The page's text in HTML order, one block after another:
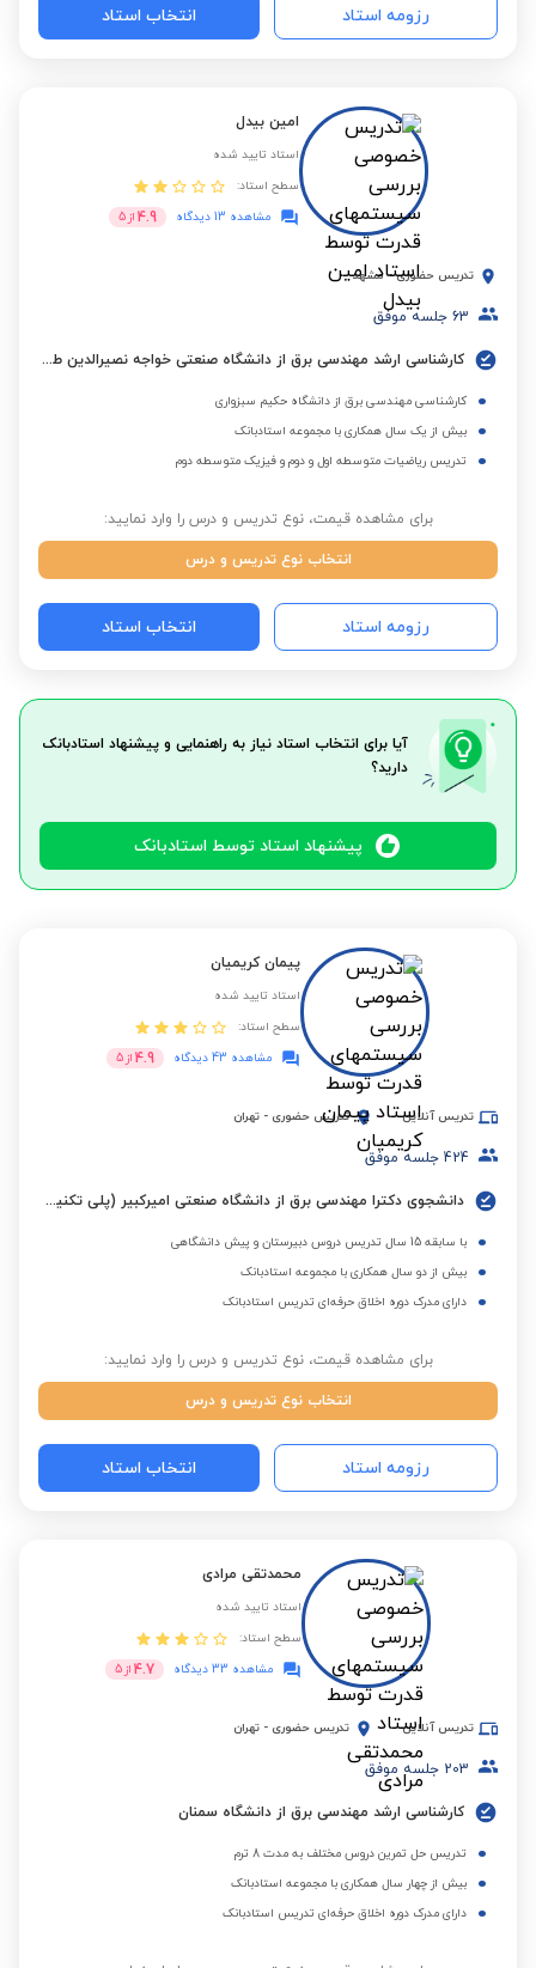
رزومه استاد انتخاب استاد
امین بیدل
استاد تایید شده
سطح استاد:
مشاهده 13 دیدگاه
4.9 از 5
تدریس حضوری - مشهد
63 جلسه موفق
کارشناسی ارشد مهندسی برق از دانشگاه صنعتی خواجه نصیرالدین طوسی
کارشناسی مهندسی برق از دانشگاه حکیم سبزواری
بیش از یک سال همکاری با مجموعه استادبانک
تدریس ریاضیات متوسطه اول و دوم و فیزیک متوسطه دوم
برای مشاهده قیمت، نوع تدریس و درس را وارد نمایید:
انتخاب نوع تدریس و درس
رزومه استاد انتخاب استاد
آیا برای انتخاب استاد نیاز به راهنمایی و پیشنهاد استادبانک
دارید؟
پیشنهاد استاد توسط استادبانک
پیمان کریمیان
استاد تایید شده
سطح استاد:
مشاهده 43 دیدگاه
4.9 از 5
تدریس آنلاین تدریس حضوری - تهران
424 جلسه موفق
دانشجوی دکترا مهندسی برق از دانشگاه صنعتی امیرکبیر (پلی تکنیک تهران)
با سابقه 15 سال تدریس دروس دبیرستان و پیش دانشگاهی
بیش از دو سال همکاری با مجموعه استادبانک
دارای مدرک دوره اخلاق حرفه‌ای تدریس استادبانک
برای مشاهده قیمت، نوع تدریس و درس را وارد نمایید:
انتخاب نوع تدریس و درس
رزومه استاد انتخاب استاد
محمدتقی مرادی
استاد تایید شده
سطح استاد:
مشاهده 33 دیدگاه
4.7 از 5
تدریس آنلاین تدریس حضوری - تهران
203 جلسه موفق
کارشناسی ارشد مهندسی برق از دانشگاه سمنان
تدریس حل تمرین دروس مختلف به مدت 8 ترم
بیش از چهار سال همکاری با مجموعه استادبانک
دارای مدرک دوره اخلاق حرفه‌ای تدریس استادبانک